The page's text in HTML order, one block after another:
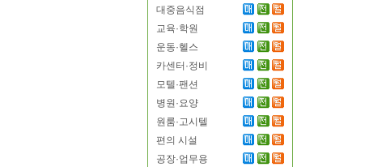
대중음식점
교육·학원
운동·헬스
카센터·정비
모텔·팬션
병원·요양
원룸·고시텔
편의 시설
공장·업무용